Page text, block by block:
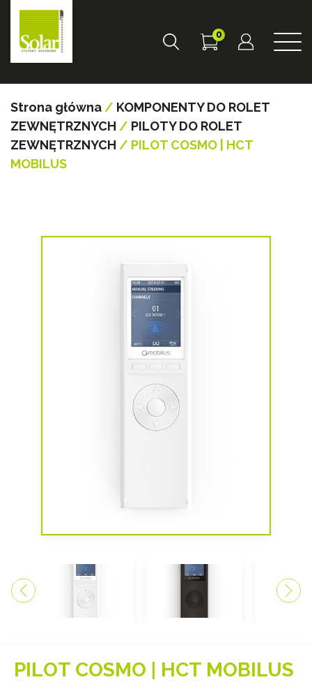
0
Strona główna / KOMPONENTY DO ROLET
ZEWNĘTRZNYCH / PILOTY DO ROLET
ZEWNĘTRZNYCH / PILOT COSMO | HCT
MOBILUS
PILOT COSMO | HCT MOBILUS